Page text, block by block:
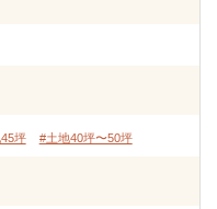
坪 #土地40坪〜50坪